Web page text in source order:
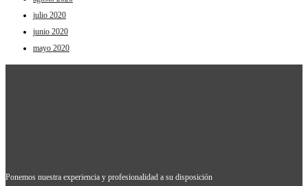
julio 2020
junio 2020
mayo 2020
Ponemos nuestra experiencia y profesionalidad a su disposición